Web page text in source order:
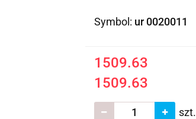
Symbol: ur 0020011
1509.63
1509.63
szt.